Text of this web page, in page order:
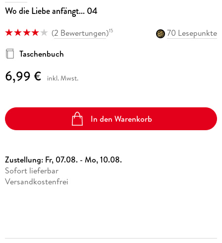
Wo die Liebe anfängt... 04
(2 Bewertungen)15
70 Lesepunkte
Taschenbuch
6,99 € inkl. Mwst.
In den Warenkorb
Zustellung: Fr, 07.08. - Mo, 10.08.
Sofort lieferbar
Versandkostenfrei